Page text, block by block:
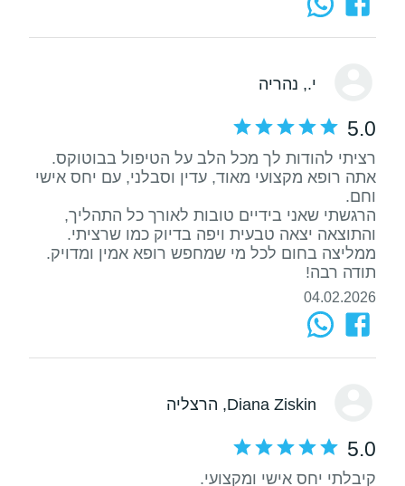
י., נהריה
5.0
אתה רופא מקצועי מאוד, עדין וסבלני, עם יחס אישי
הרגשתי שאני בידיים טובות לאורך כל התהליך,
ממליצה בחום לכל מי שמחפש רופא אמין ומדויק.
תודה רבה!
04.02.2026
Diana Ziskin, הרצליה
5.0